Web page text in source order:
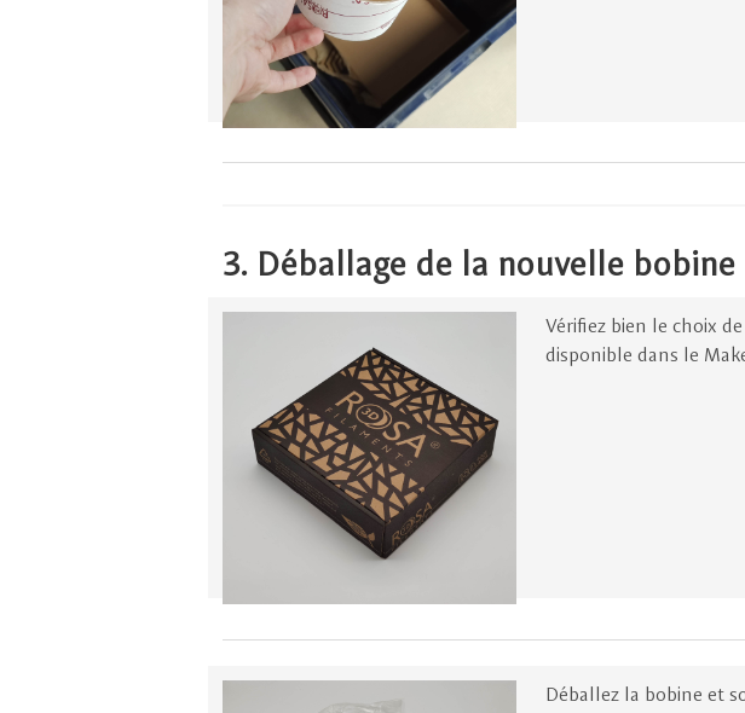
3. Déballage de la nouvelle bobine
Vérifiez bien le choix
disponible dans le
Déballez la bobine et